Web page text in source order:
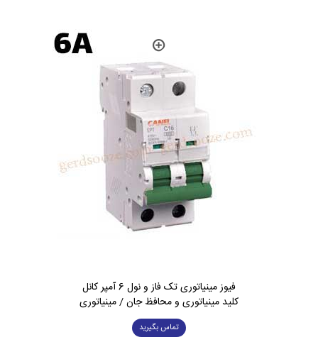
فیوز مینیاتوری تک فاز و نول 6 آمپر کانل
کلید مینیاتوری و محافظ جان / مینیاتوری
تماس بگیرید